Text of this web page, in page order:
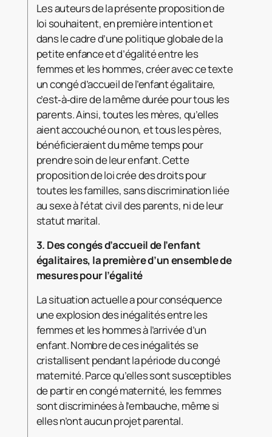
Les auteurs de la présente proposition de
loi souhaitent, en première intention et
dans le cadre d’une politique globale de la
petite enfance et d’égalité entre les
femmes et les hommes, créer avec ce texte
un congé d’accueil de l’enfant égalitaire,
c’est‑à‑dire de la même durée pour tous les
parents. Ainsi, toutes les mères, qu’elles
aient accouché ou non, et tous les pères,
bénéficieraient du même temps pour
prendre soin de leur enfant. Cette
proposition de loi crée des droits pour
toutes les familles, sans discrimination liée
au sexe à l’état civil des parents, ni de leur
statut marital.
3. Des congés d’accueil de l’enfant
égalitaires, la première d’un ensemble de
mesures pour l’égalité
La situation actuelle a pour conséquence
une explosion des inégalités entre les
femmes et les hommes à l’arrivée d’un
enfant. Nombre de ces inégalités se
cristallisent pendant la période du congé
maternité. Parce qu’elles sont susceptibles
de partir en congé maternité, les femmes
sont discriminées à l’embauche, même si
elles n’ont aucun projet parental.